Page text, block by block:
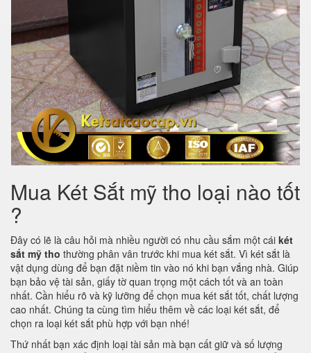
Mua Két Sắt mỹ tho loại nào tốt
?
Đây có lẽ là câu hỏi mà nhiều người có nhu cầu sắm một cái két
sắt mỹ tho thường phân vân trước khi mua két sắt. Vì két sắt là
vật dụng dùng để bạn đặt niềm tin vào nó khi bạn vắng nhà. Giúp
bạn bảo vệ tài sản, giấy tờ quan trọng một cách tốt và an toàn
nhất. Cần hiểu rõ và kỹ lưỡng để chọn mua két sắt tốt, chất lượng
cao nhất. Chúng ta cùng tìm hiểu thêm về các loại két sắt, để
chọn ra loại két sắt phù hợp với bạn nhé!
Thứ nhất bạn xác định loại tài sản mà bạn cất giữ và số lượng